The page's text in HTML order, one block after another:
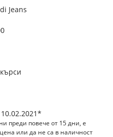
Jeans
10.02.2021*
преди повече от 15 дни, е
или да не са в наличност